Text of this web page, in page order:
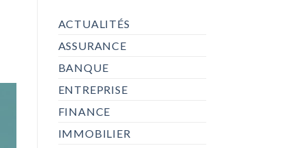
ACTUALITÉS
ASSURANCE
BANQUE
ENTREPRISE
FINANCE
IMMOBILIER